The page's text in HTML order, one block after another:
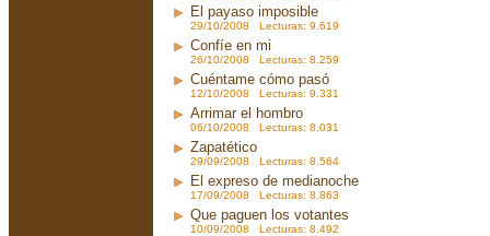
El payaso imposible
29/10/2008 Lecturas: 9.619
Confíe en mi
26/10/2008 Lecturas: 8.259
Cuéntame cómo pasó
12/10/2008 Lecturas: 9.331
Arrimar el hombro
06/10/2008 Lecturas: 8.031
Zapatético
29/09/2008 Lecturas: 8.564
El expreso de medianoche
17/09/2008 Lecturas: 8.863
Que paguen los votantes
10/09/2008 Lecturas: 8.492